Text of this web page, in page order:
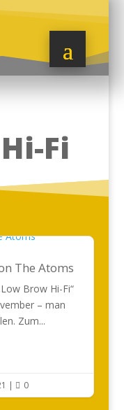
Fi
The Atoms
Brow Hi-Fi“
– man
Zum...
|  0